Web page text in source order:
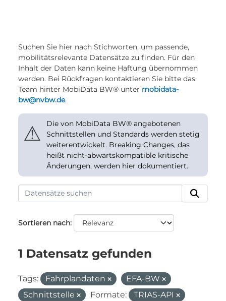
Suchen Sie hier nach Stichworten, um passende,
mobilitätsrelevante Datensätze zu finden. Für den
Inhalt der Daten kann keine Haftung übernommen
werden. Bei Rückfragen kontaktieren Sie bitte das
Team hinter MobiData BW® unter mobidata-
bw@nvbw.de.
⚠
Die von MobiData BW® angebotenen
Schnittstellen und Standards werden stetig
weiterentwickelt. Breaking Changes, das
heißt nicht-abwärtskompatible kritische
Änderungen, werden hier dokumentiert.
Sortieren nach
1 Datensatz gefunden
Tags: Fahrplandaten
EFA-BW
Schnittstelle
Formate:
TRIAS-API